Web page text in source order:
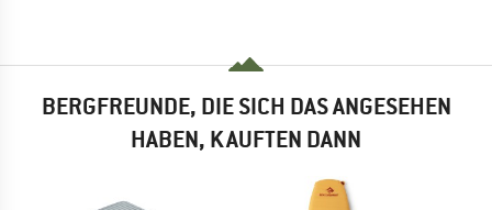
BERGFREUNDE, DIE SICH DAS ANGESEHEN
HABEN, KAUFTEN DANN